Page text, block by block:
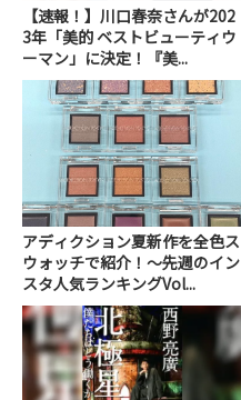
【速報！】川口春奈さんが202
3年「美的 ベストビューティウ
ーマン」に決定！『美...
アディクション夏新作を全色ス
ウォッチで紹介！～先週のイン
スタ人気ランキングVol...